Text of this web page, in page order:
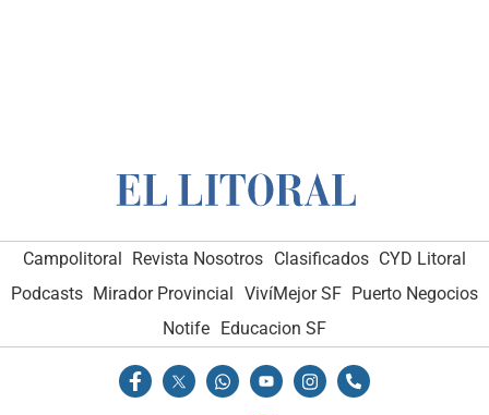
Campolitoral Revista Nosotros Clasificados CYD Litoral
Podcasts Mirador Provincial VivíMejor SF Puerto Negocios
Notife Educacion SF